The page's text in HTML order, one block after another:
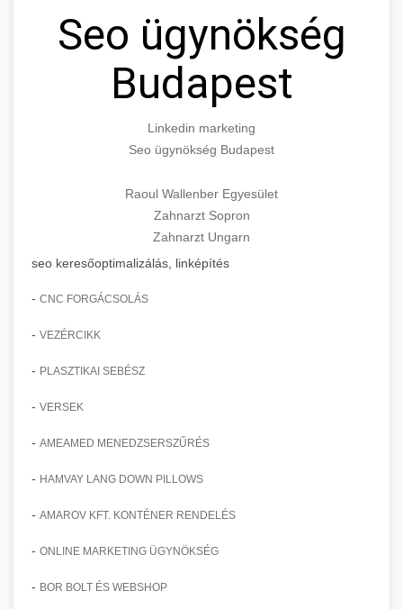
Seo ügynökség
Budapest
Linkedin marketing
Seo ügynökség Budapest
Raoul Wallenber Egyesület
Zahnarzt Sopron
Zahnarzt Ungarn
seo keresőoptimalizálás, linképítés
- CNC FORGÁCSOLÁS
- VEZÉRCIKK
- PLASZTIKAI SEBÉSZ
- VERSEK
- AMEAMED MENEDZSERSZŰRÉS
- HAMVAY LANG DOWN PILLOWS
- AMAROV KFT. KONTÉNER RENDELÉS
- ONLINE MARKETING ÜGYNÖKSÉG
- BOR BOLT ÉS WEBSHOP